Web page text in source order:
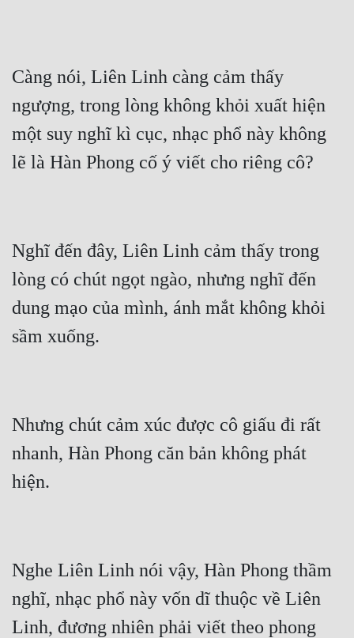
Càng nói, Liên Linh càng cảm thấy
ngượng, trong lòng không khỏi xuất hiện
một suy nghĩ kì cục, nhạc phổ này không
lẽ là Hàn Phong cố ý viết cho riêng cô?
Nghĩ đến đây, Liên Linh cảm thấy trong
lòng có chút ngọt ngào, nhưng nghĩ đến
dung mạo của mình, ánh mắt không khỏi
sầm xuống.
Nhưng chút cảm xúc được cô giấu đi rất
nhanh, Hàn Phong căn bản không phát
hiện.
Nghe Liên Linh nói vậy, Hàn Phong thầm
nghĩ, nhạc phổ này vốn dĩ thuộc về Liên
Linh, đương nhiên phải viết theo phong